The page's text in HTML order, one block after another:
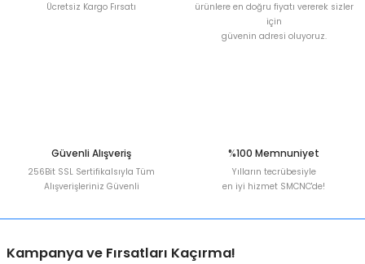
Ücretsiz Kargo Fırsatı
ürünlere en doğru fiyatı vererek sizler
için
güvenin adresi oluyoruz.
Güvenli Alışveriş
256Bit SSL Sertifikalsıyla Tüm
Alışverişleriniz Güvenli
%100 Memnuniyet
Yılların tecrübesiyle
en iyi hizmet SMCNC'de!
Kampanya ve Fırsatları Kaçırma!